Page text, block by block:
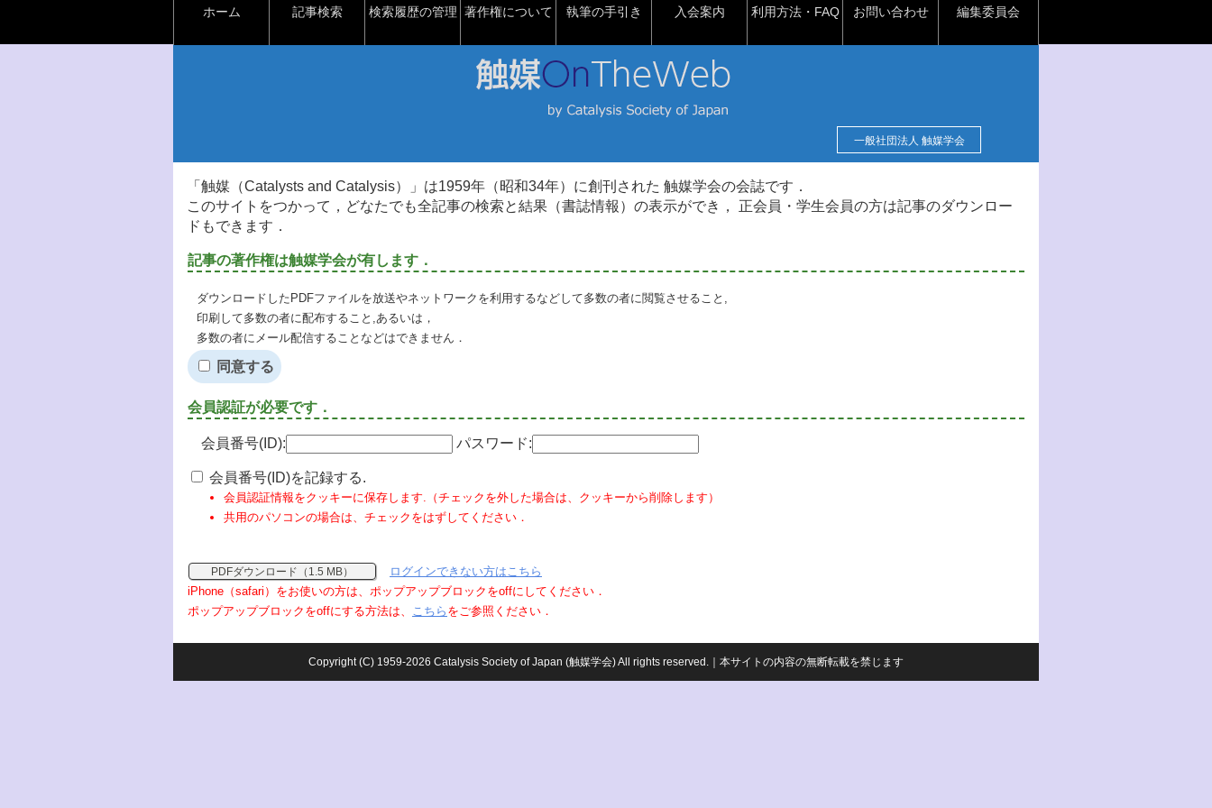
ホーム 記事検索 検索履歴の管理 著作権について 執筆の手引き 入会案内 利用方法・FAQ お問い合わせ 編集委員会
一般社団法人 触媒学会
「触媒（Catalysts and Catalysis）」は1959年（昭和34年）に創刊された 触媒学会の会誌です．
このサイトをつかって，どなたでも全記事の検索と結果（書誌情報）の表示ができ， 正会員・学生会員の方は記事のダウンロー
ドもできます．
記事の著作権は触媒学会が有します．
ダウンロードしたPDFファイルを放送やネットワークを利用するなどして多数の者に閲覧させること,
印刷して多数の者に配布すること,あるいは，
多数の者にメール配信することなどはできません．
同意する
会員認証が必要です．
会員番号(ID): パスワード:
会員番号(ID)を記録する.
会員認証情報をクッキーに保存します.（チェックを外した場合は、クッキーから削除します）
共用のパソコンの場合は、チェックをはずしてください．
PDFダウンロード（1.5 MB）
ログインできない方はこちら
iPhone（safari）をお使いの方は、ポップアップブロックをoffにしてください．
ポップアップブロックをoffにする方法は、 こちら をご参照ください．
Copyright (C) 1959-2026 Catalysis Society of Japan (触媒学会) All rights reserved.｜本サイトの内容の無断転載を禁じます